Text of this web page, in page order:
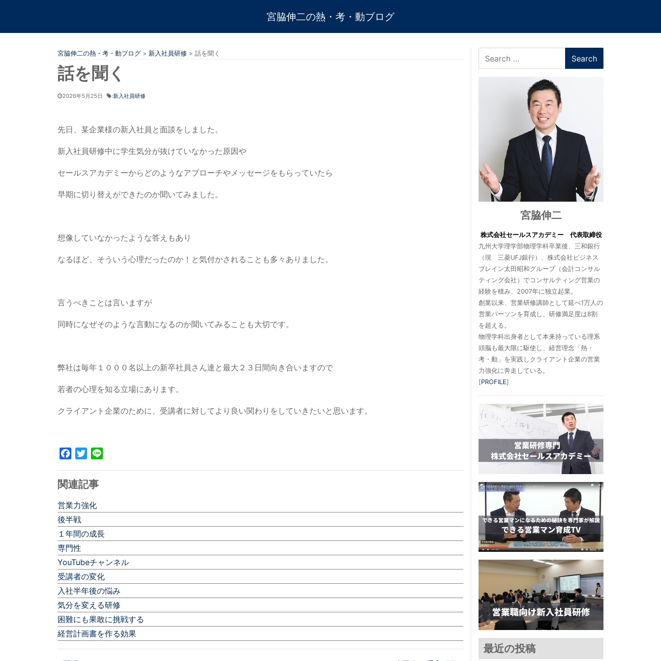
宮脇伸二の熱・考・動ブログ
宮脇伸二の熱・考・動ブログ > 新入社員研修 > 話を聞く
話を聞く
2026年5月25日 :新入社員研修
先日、某企業様の新入社員と面談をしました。
新入社員研修中に学生気分が抜けていなかった原因や
セールスアカデミーからどのようなアプローチやメッセージをもらっていたら
早期に切り替えができたのか聞いてみました。
想像していなかったような答えもあり
なるほど、そういう心理だったのか！と気付かされることも多々ありました。
言うべきことは言いますが
同時になぜそのような言動になるのか聞いてみることも大切です。
弊社は毎年１０００名以上の新卒社員さん達と最大２３日間向き合いますので
若者の心理を知る立場にあります。
クライアント企業のために、受講者に対してより良い関わりをしていきたいと思います。
Facebook
Twitter
関連記事
営業力強化
後半戦
１年間の成長
専門性
YouTubeチャンネル
受講者の変化
入社半年後の悩み
気分を変える研修
困難にも果敢に挑戦する
経営計画書を作る効果
宮脇伸二
株式会社セールスアカデミー 代表取締役
九州大学理学部物理学科卒業後、三和銀行
（現 三菱UFJ銀行）、株式会社ビジネス
ブレイン太田昭和グループ（会計コンサル
ティング会社）でコンサルティング営業の
経験を積み、2007年に独立起業。
創業以来、営業研修講師として延べ1万人の
営業パーソンを育成し、研修満足度は8割
を超える。
物理学科出身者として本来持っている理系
頭脳も最大限に駆使し、経営理念「熱・
考・動」を実践しクライアント企業の営業
力強化に奔走している。
[PROFILE]
最近の投稿